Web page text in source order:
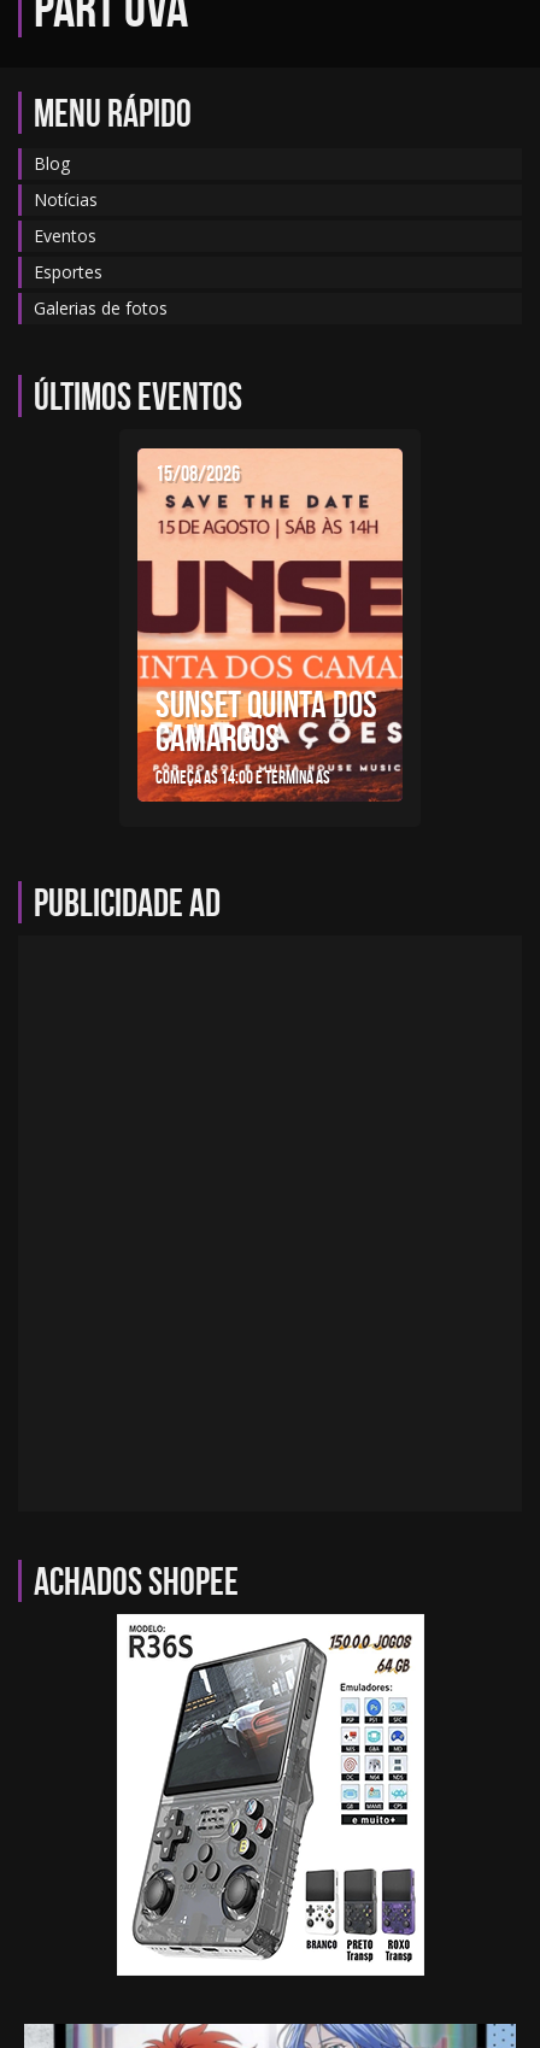
MENU RÁPIDO
Blog
Notícias
Eventos
Esportes
Galerias de fotos
Últimos eventos
15/08/2026
SUNSET QUINTA DOS
CAMARGOS
Começa as 14:00 e termina as
Publicidade AD
Achados Shopee